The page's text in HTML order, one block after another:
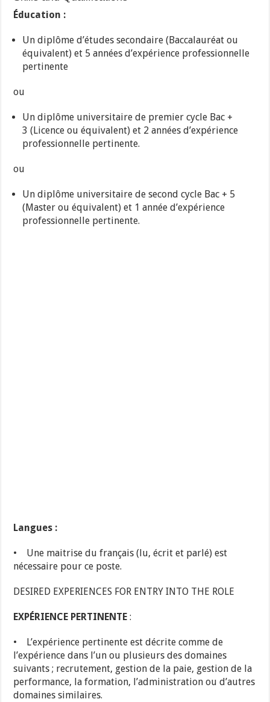
Éducation :
Un diplôme d’études secondaire (Baccalauréat ou
équivalent) et 5 années d’expérience professionnelle
pertinente
ou
Un diplôme universitaire de premier cycle Bac +
3 (Licence ou équivalent) et 2 années d’expérience
professionnelle pertinente.
ou
Un diplôme universitaire de second cycle Bac + 5
(Master ou équivalent) et 1 année d’expérience
professionnelle pertinente.
Langues :
• Une maitrise du français (lu, écrit et parlé) est
nécessaire pour ce poste.
DESIRED EXPERIENCES FOR ENTRY INTO THE ROLE
EXPÉRIENCE PERTINENTE :
• L’expérience pertinente est décrite comme de
l’expérience dans l’un ou plusieurs des domaines
suivants ; recrutement, gestion de la paie, gestion de la
performance, la formation, l’administration ou d’autres
domaines similaires.